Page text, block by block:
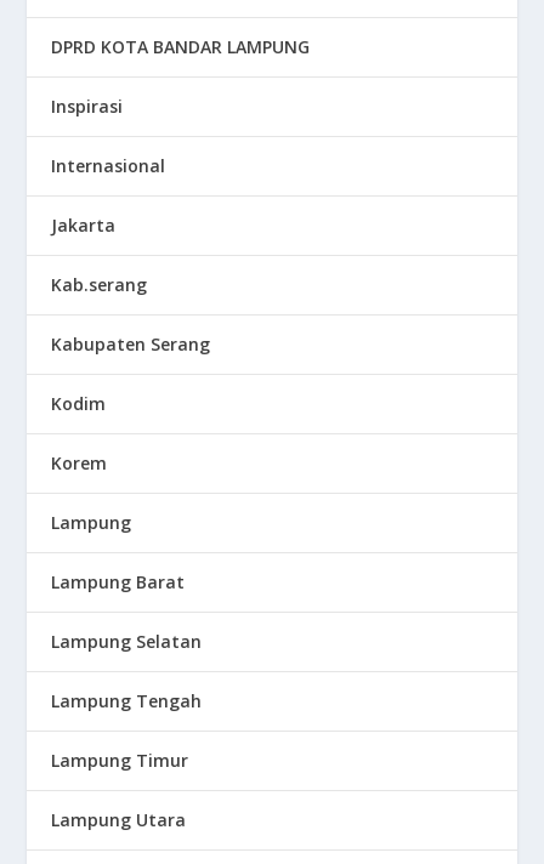
DPRD KOTA BANDAR LAMPUNG
Inspirasi
Internasional
Jakarta
Kab.serang
Kabupaten Serang
Kodim
Korem
Lampung
Lampung Barat
Lampung Selatan
Lampung Tengah
Lampung Timur
Lampung Utara